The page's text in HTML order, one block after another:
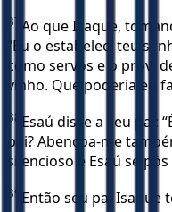
37 Ao que Isaque,
“Eu o estabeleci teu
como servos e o provi
vinho. Que poderia eu
38 Esaú disse a seu pai:
pai? Abençoa-me
silencioso e Esaú se
39 Então seu pai Isaque